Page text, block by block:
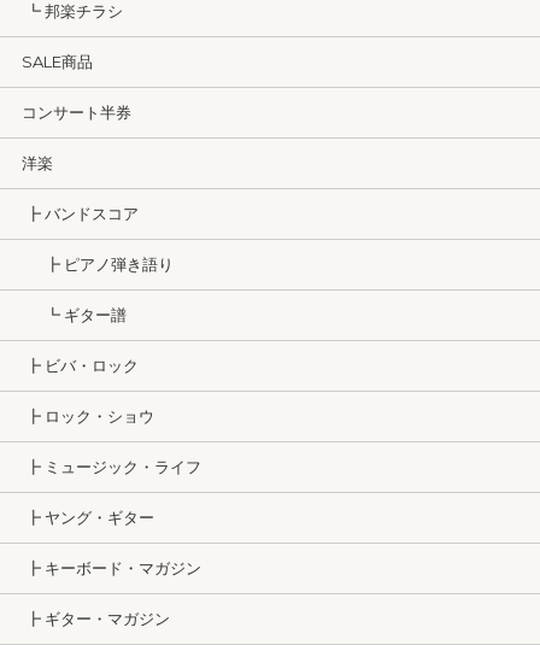
┗ 邦楽チラシ
SALE商品
コンサート半券
洋楽
┣ バンドスコア
┣ ピアノ弾き語り
┗ ギター譜
┣ ビバ・ロック
┣ ロック・ショウ
┣ ミュージック・ライフ
┣ ヤング・ギター
┣ キーボード・マガジン
┣ ギター・マガジン